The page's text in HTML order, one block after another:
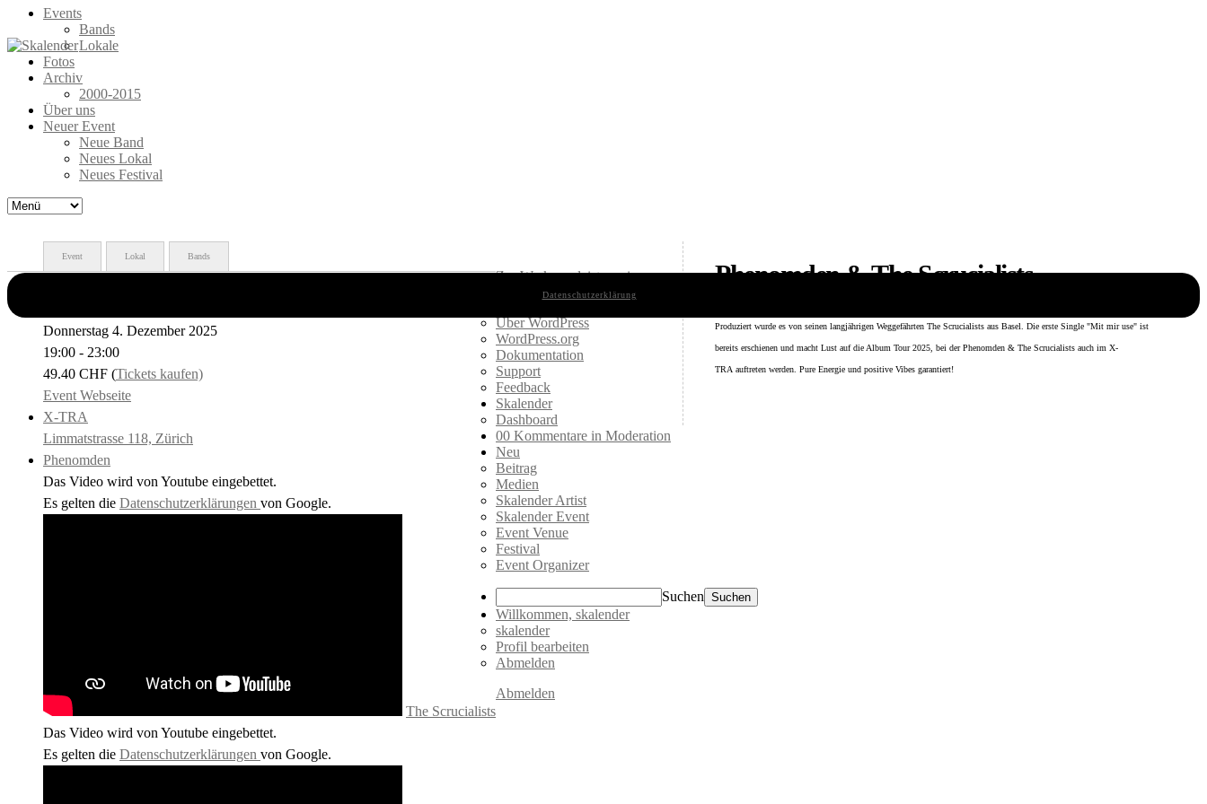
Events
Bands
Lokale
Fotos
Archiv
2000-2015
Über uns
Neuer Event
Neue Band
Neues Lokal
Neues Festival
Phenomden & The Scrucialists
Produziert wurde es von seinen langjährigen Weggefährten The Scrucialists aus Basel. Die erste Single "Mit mir use" ist
bereits erschienen und macht Lust auf die Album Tour 2025, bei der Phenomden & The Scrucialists auch im X-
TRA auftreten werden. Pure Energie und positive Vibes garantiert!
Event Lokal Bands
Donnerstag 4. Dezember 2025
19:00 - 23:00
49.40 CHF (Tickets kaufen)
Event Webseite
X-TRA
Limmatstrasse 118, Zürich
Phenomden
Das Video wird von Youtube eingebettet.
Es gelten die Datenschutzerklärungen von Google.
The Scrucialists
Das Video wird von Youtube eingebettet.
Es gelten die Datenschutzerklärungen von Google.
Datenschutzerklärung
Zur Werkzeugleiste springen
Über WordPress
WordPress.org
Dokumentation
Support
Feedback
Skalender
Dashboard
00 Kommentare in Moderation
Neu
Beitrag
Medien
Skalender Artist
Skalender Event
Event Venue
Festival
Event Organizer
Suchen
Willkommen, skalender
skalender
Profil bearbeiten
Abmelden
Abmelden